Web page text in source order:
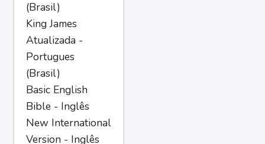
(Brasil)
King James
Atualizada -
Portugues
(Brasil)
Basic English
Bible - Inglês
New International
Version - Inglês